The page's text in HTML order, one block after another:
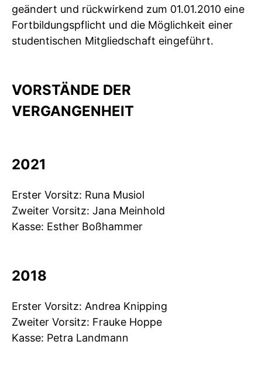
geändert und rückwirkend zum 01.01.2010 eine
Fortbildungs­pflicht und die Möglichkeit einer
studentischen Mitgliedschaft eingeführt.
VORSTÄNDE DER
VERGANGENHEIT
2021
Erster Vorsitz: Runa Musiol
Zweiter Vorsitz: Jana Meinhold
Kasse: Esther Boßhammer
2018
Erster Vorsitz: Andrea Knipping
Zweiter Vorsitz: Frauke Hoppe
Kasse: Petra Landmann